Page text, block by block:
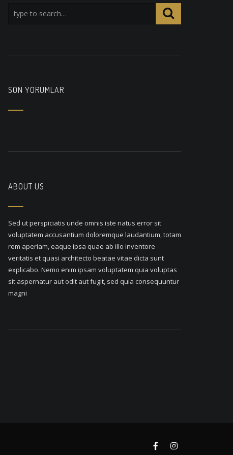
SON YORUMLAR
ABOUT US
Sed ut perspiciatis unde omnis iste natus error sit
voluptatem accusantium doloremque laudantium, totam
rem aperiam, eaque ipsa quae ab illo inventore
veritatis et quasi architecto beatae vitae dicta sunt
explicabo. Nemo enim ipsam voluptatem quia voluptas
sit aspernatur aut odit aut fugit, sed quia consequuntur
magni